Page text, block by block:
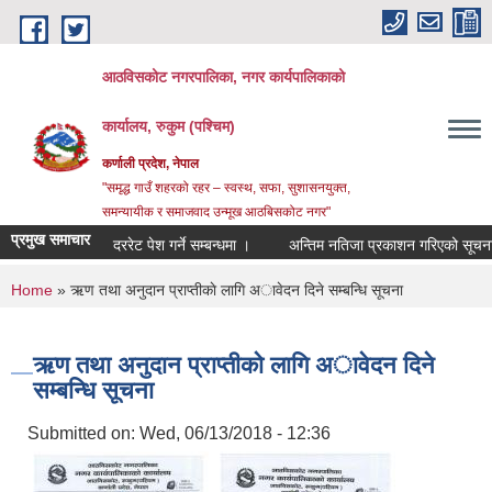
Skip to main content
आठविसकोट नगरपालिका, नगर कार्यपालिकाको
कार्यालय, रुकुम (पश्चिम)
कर्णाली प्रदेश, नेपाल
"समृद्ध गाउँ शहरको रहर – स्वस्थ, सफा, सुशासनयुक्त,
समन्यायीक र समाजवाद उन्मूख आठबिसकोट नगर"
प्रमुख समाचारदररेट पेश गर्ने सम्बन्धमा । अन्तिम नतिजा प्रकाशन गरिएको सूचना ।
You are here
Home » ऋण तथा अनुदान प्राप्तीकाे लागि अावेदन दिने सम्बन्धि सूचना
ऋण तथा अनुदान प्राप्तीकाे लागि अावेदन दिने
सम्बन्धि सूचना
Submitted on: Wed, 06/13/2018 - 12:36